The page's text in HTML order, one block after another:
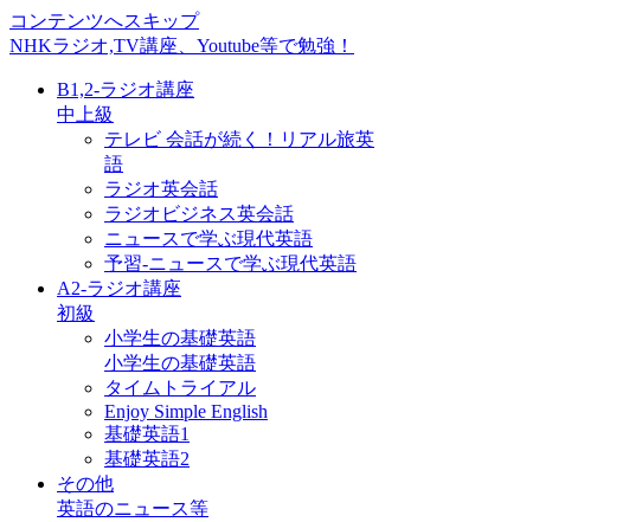
コンテンツへスキップ
NHKラジオ,TV講座、Youtube等で勉強！
B1,2-ラジオ講座
中上級
テレビ 会話が続く！リアル旅英
語
ラジオ英会話
ラジオビジネス英会話
ニュースで学ぶ現代英語
予習-ニュースで学ぶ現代英語
A2-ラジオ講座
初級
小学生の基礎英語
小学生の基礎英語
タイムトライアル
Enjoy Simple English
基礎英語1
基礎英語2
その他
英語のニュース等